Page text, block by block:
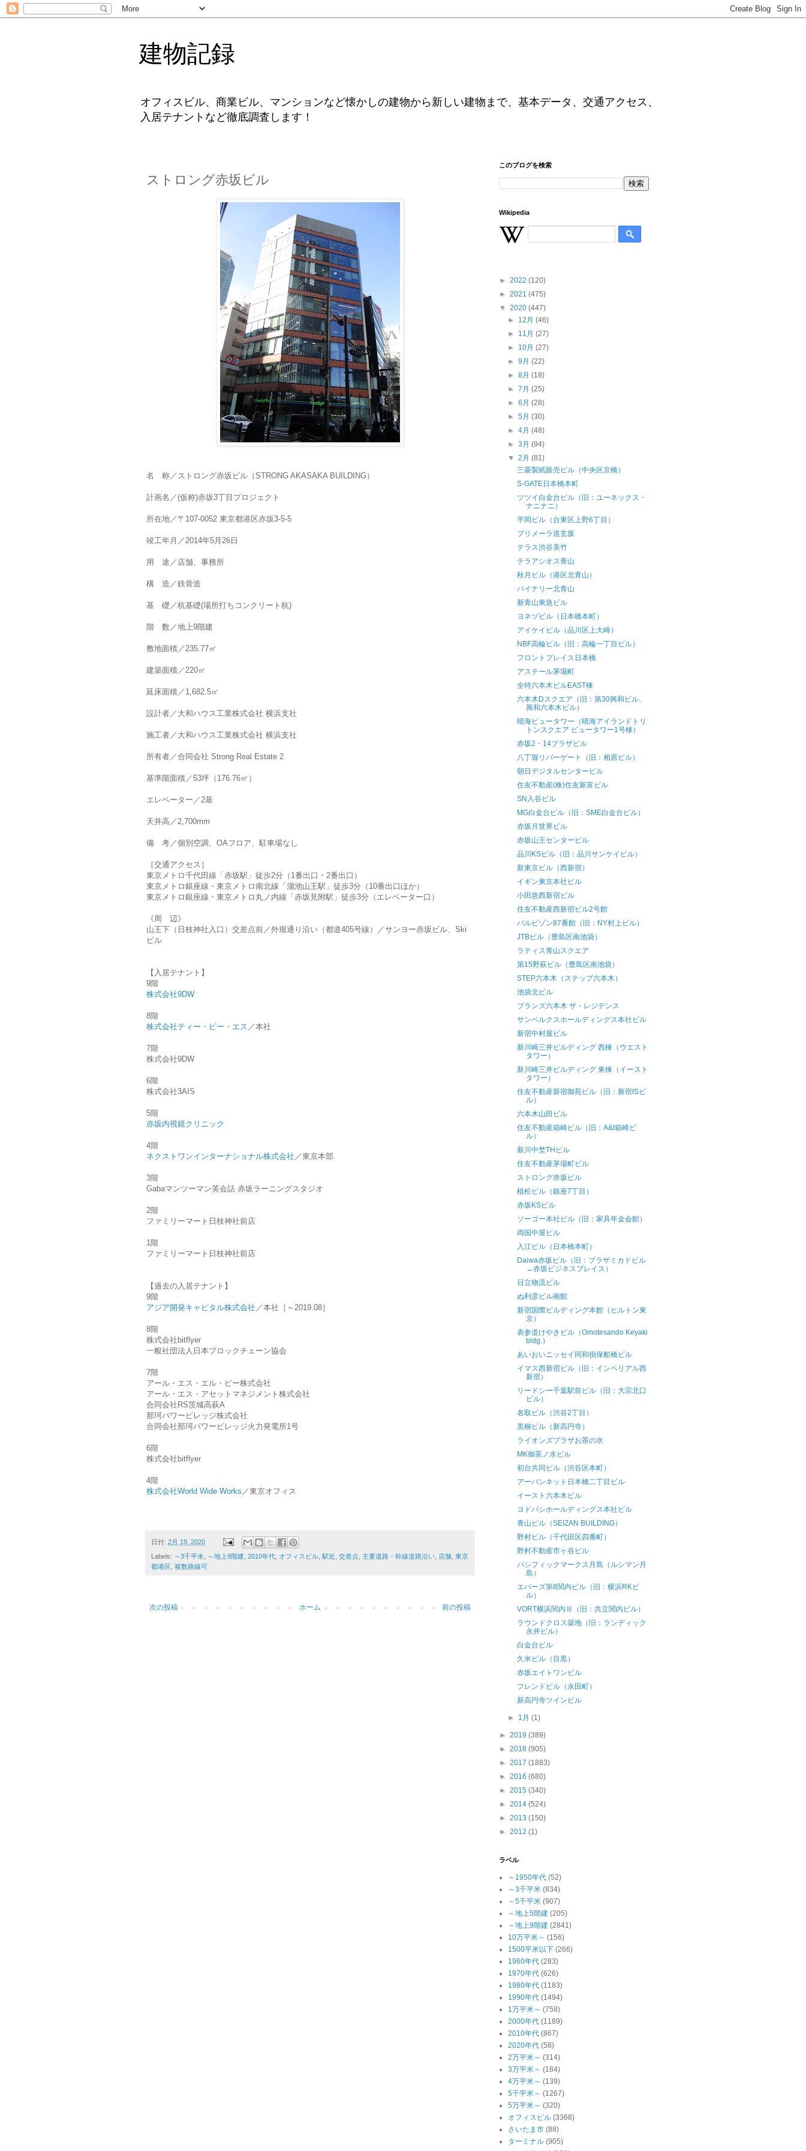
建物記録
オフィスビル、商業ビル、マンションなど懐かしの建物から新しい建物まで、基本データ、交通アクセス、
入居テナントなど徹底調査します！
ストロング赤坂ビル
名 称／ストロング赤坂ビル（STRONG AKASAKA BUILDING）
計画名／(仮称)赤坂3丁目プロジェクト
所在地／〒107-0052 東京都港区赤坂3-5-5
竣工年月／2014年5月26日
用 途／店舗、事務所
構 造／鉄骨造
基 礎／杭基礎(場所打ちコンクリート杭)
階 数／地上9階建
敷地面積／235.77㎡
建築面積／220㎡
延床面積／1,682.5㎡
設計者／大和ハウス工業株式会社 横浜支社
施工者／大和ハウス工業株式会社 横浜支社
所有者／合同会社 Strong Real Estate 2
基準階面積／53坪（176.76㎡）
エレベーター／2基
天井高／2,700mm
備 考／個別空調、OAフロア、駐車場なし
［交通アクセス］
東京メトロ千代田線「赤坂駅」徒歩2分（1番出口・2番出口）
東京メトロ銀座線・東京メトロ南北線「溜池山王駅」徒歩3分（10番出口ほか）
東京メトロ銀座線・東京メトロ丸ノ内線「赤坂見附駅」徒歩3分（エレベーター口）
《周 辺》
山王下（日枝神社入口）交差点前／外堀通り沿い（都道405号線）／サンヨー赤坂ビル、Ski
ビル
【入居テナント】
9階
株式会社9DW
8階
株式会社ティー・ピー・エス ／本社
7階
株式会社9DW
6階
株式会社3AIS
5階
赤坂内視鏡クリニック
4階
ネクストワンインターナショナル株式会社 ／東京本部
3階
Gabaマンツーマン英会話 赤坂ラーニングスタジオ
2階
ファミリーマート日枝神社前店
1階
ファミリーマート日枝神社前店
【過去の入居テナント】
9階
アジア開発キャピタル株式会社 ／本社［～2019.08］
8階
株式会社bitflyer
一般社団法人日本ブロックチェーン協会
7階
アール・エス・エル・ピー株式会社
アール・エス・アセットマネジメント株式会社
合同会社RS茨城高萩A
那珂パワービレッジ株式会社
合同会社那珂パワービレッジ火力発電所1号
6階
株式会社bitflyer
4階
株式会社World Wide Works ／東京オフィス
日付: 2月 19, 2020
Labels: ～3千平米 ～地上9階建 2010年代 オフィスビル 駅近 交差点 主要道路・幹線道路沿い 店舗 東京
都港区 複数路線可
次の投稿 前の投稿
ホーム
このブログを検索
Wikipedia
► 2022 (120)
► 2021 (475)
▼ 2020 (447)
► 12月(46)
► 11月(27)
► 10月(27)
►9月(22)
►8月(18)
►7月(25)
►6月(28)
►5月(30)
►4月(48)
►3月(94)
▼2月(81)
三菱製紙販売ビル（中央区京橋）
S-GATE日本橋本町
ツツイ白金台ビル（旧：ユーネックス・
ナニナニ）
平岡ビル（台東区上野6丁目）
プリメーラ道玄坂
テラス渋谷美竹
テラアシオス青山
秋月ビル（港区北青山）
バイナリー北青山
新青山東急ビル
ヨネヅビル（日本橋本町）
アイケイビル（品川区上大崎）
NBF高輪ビル（旧：高輪一丁目ビル）
フロントプレイス日本橋
アステール茅場町
全特六本木ビルEAST棟
六本木Dスクエア（旧：第30興和ビル、
興和六本木ビル）
晴海ビュータワー（晴海アイランドトリ
トンスクエア ビュータワー1号棟）
赤坂2・14プラザビル
八丁堀リバーゲート（旧：相原ビル）
朝日デジタルセンタービル
住友不動産(株)住友新富ビル
SN入谷ビル
MG白金台ビル（旧：SME白金台ビル）
赤坂月世界ビル
赤坂山王センタービル
品川KSビル（旧：品川サンケイビル）
新東京ビル（西新宿）
イギン東京本社ビル
小田急西新宿ビル
住友不動産西新宿ビル2号館
バルビゾン87番館（旧：NY村上ビル）
JTBビル（豊島区南池袋）
ラティス青山スクエア
第15野萩ビル（豊島区南池袋）
STEP六本木（ステップ六本木）
池袋北ビル
ブランズ六本木 ザ・レジデンス
サンベルクスホールディングス本社ビル
新宿中村屋ビル
新川崎三井ビルディング 西棟（ウエスト
タワー）
新川崎三井ビルディング 東棟（イースト
タワー）
住友不動産新宿御苑ビル（旧：新宿ISビ
ル）
六本木山田ビル
住友不動産箱崎ビル（旧：A&I箱崎ビ
ル）
新川中埜THビル
住友不動産茅場町ビル
ストロング赤坂ビル
植松ビル（銀座7丁目）
赤坂KSビル
ソーゴー本社ビル（旧：家具年金会館）
両国中屋ビル
入江ビル（日本橋本町）
Daiwa赤坂ビル（旧：プラザミカドビル
→赤坂ビジネスプレイス）
日立物流ビル
ぬ利彦ビル南館
新宿国際ビルディング本館（ヒルトン東
京）
表参道けやきビル（Omotesando Keyaki
bldg.）
あいおいニッセイ同和損保船橋ビル
イマス西新宿ビル（旧：インペリアル西
新宿）
リードシー千葉駅前ビル（旧：大宗北口
ビル）
名取ビル（渋谷2丁目）
黒柳ビル（新高円寺）
ライオンズプラザお茶の水
MK御茶ノ水ビル
初台共同ビル（渋谷区本町）
アーバンネット日本橋二丁目ビル
イースト六本木ビル
ヨドバシホールディングス本社ビル
青山ビル（SEIZAN BUILDING）
野村ビル（千代田区四番町）
野村不動産市ヶ谷ビル
パシフィックマークス月島（ルシマン月
島）
エバーズ第8関内ビル（旧：横浜RKビ
ル）
VORT横浜関内Ⅲ（旧：共立関内ビル）
ラウンドクロス築地（旧：ランディック
永井ビル）
白金台ビル
久米ビル（目黒）
赤坂エイトワンビル
フレンドビル（永田町）
新高円寺ツインビル
► 1月(1)
► 2019 (389)
► 2018 (905)
► 2017 (1883)
► 2016 (680)
► 2015 (340)
► 2014 (524)
► 2013 (150)
► 2012 (1)
ラベル
～1950年代 (52)
～3千平米 (834)
～5千平米 (907)
～地上5階建 (205)
～地上9階建 (2841)
10万平米～ (156)
1500平米以下 (266)
1960年代 (283)
1970年代 (626)
1980年代 (1183)
1990年代 (1494)
1万平米～ (758)
2000年代 (1189)
2010年代 (867)
2020年代 (58)
2万平米～ (314)
3万平米～ (184)
4万平米～ (139)
5千平米～ (1267)
5万平米～ (320)
オフィスビル (3368)
さいたま市 (88)
ターミナル (905)